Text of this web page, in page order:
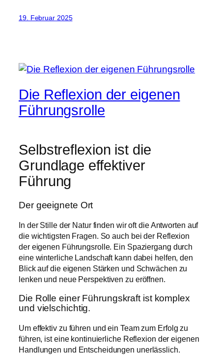
19. Februar 2025
Die Reflexion der eigenen
Führungsrolle
Selbstreflexion ist die
Grundlage effektiver
Führung
Der geeignete Ort
In der Stille der Natur finden wir oft die Antworten auf
die wichtigsten Fragen. So auch bei der Reflexion
der eigenen Führungsrolle. Ein Spaziergang durch
eine winterliche Landschaft kann dabei helfen, den
Blick auf die eigenen Stärken und Schwächen zu
lenken und neue Perspektiven zu eröffnen.
Die Rolle einer Führungskraft ist komplex
und vielschichtig.
Um effektiv zu führen und ein Team zum Erfolg zu
führen, ist eine kontinuierliche Reflexion der eigenen
Handlungen und Entscheidungen unerlässlich.